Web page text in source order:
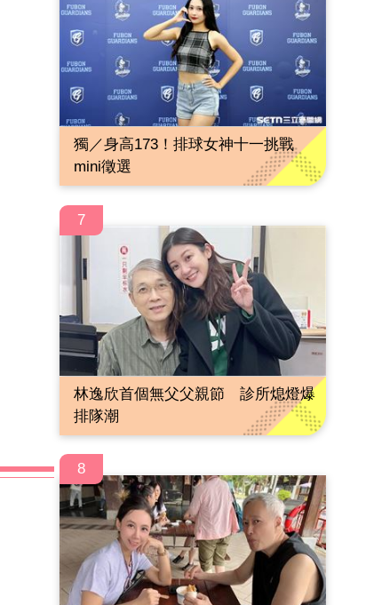
獨／身高173！排球女神十一挑戰
mini徵選
7
林逸欣首個無父父親節 診所熄燈爆
排隊潮
8